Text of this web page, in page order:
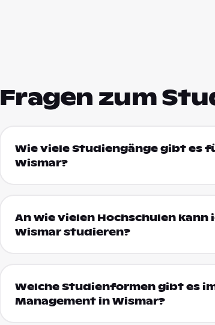
Fragen zum
Wie viele Studiengänge gibt es
Wismar?
An wie vielen Hochschulen
Wismar studieren?
Welche Studienformen gibt es
Management in Wismar?